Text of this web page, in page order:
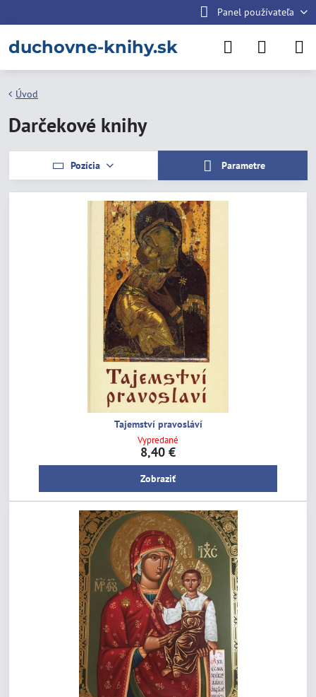
Panel používateľa
duchovne-knihy.sk
Úvod
Darčekové knihy
Pozícia Parametre
Tajemství pravosláví
Vypredané
8,40 €
Zobraziť